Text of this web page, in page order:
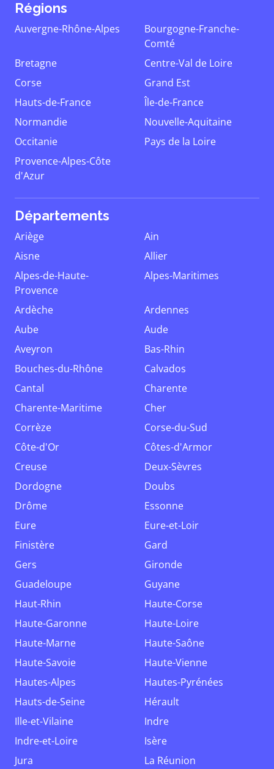
Régions
Auvergne-Rhône-Alpes
Bourgogne-Franche-
Comté
Bretagne
Centre-Val de Loire
Corse
Grand Est
Hauts-de-France
Île-de-France
Normandie
Nouvelle-Aquitaine
Occitanie
Pays de la Loire
Provence-Alpes-Côte
d'Azur
Départements
Ariège
Ain
Aisne
Allier
Alpes-de-Haute-
Provence
Alpes-Maritimes
Ardèche
Ardennes
Aube
Aude
Aveyron
Bas-Rhin
Bouches-du-Rhône
Calvados
Cantal
Charente
Charente-Maritime
Cher
Corrèze
Corse-du-Sud
Côte-d'Or
Côtes-d'Armor
Creuse
Deux-Sèvres
Dordogne
Doubs
Drôme
Essonne
Eure
Eure-et-Loir
Finistère
Gard
Gers
Gironde
Guadeloupe
Guyane
Haut-Rhin
Haute-Corse
Haute-Garonne
Haute-Loire
Haute-Marne
Haute-Saône
Haute-Savoie
Haute-Vienne
Hautes-Alpes
Hautes-Pyrénées
Hauts-de-Seine
Hérault
Ille-et-Vilaine
Indre
Indre-et-Loire
Isère
Jura
La Réunion